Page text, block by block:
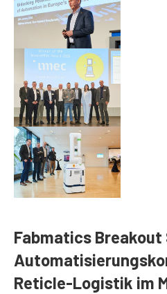
Fabmatics Breakout
Reticle‑Logistik im